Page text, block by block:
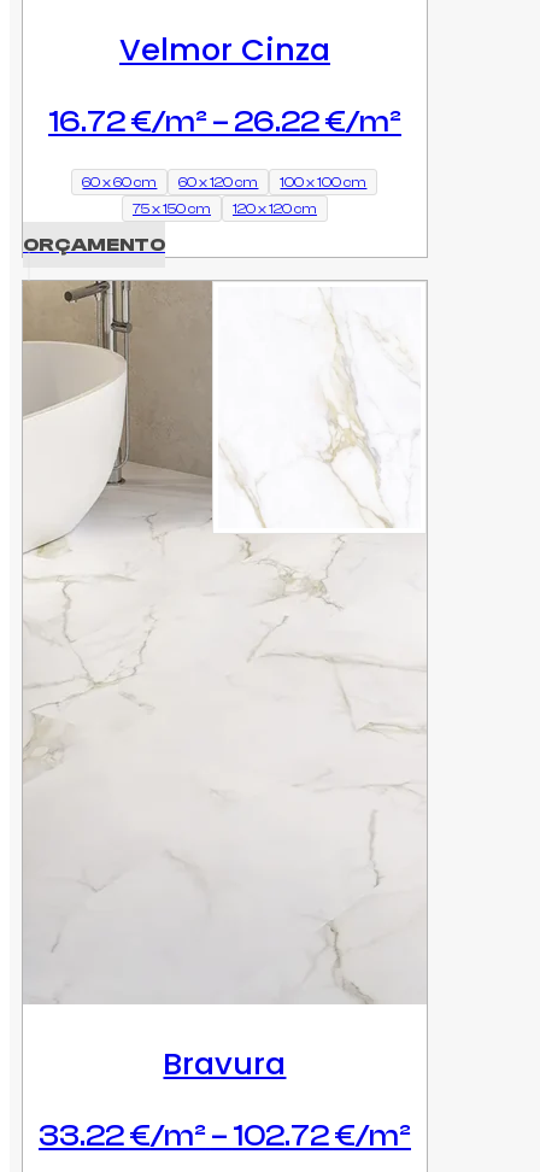
Velmor Cinza
16.72€ – 26.22€
Price
26.22 €
60 x 60 cm 60 x 120 cm
100 x 100 cm
75 x 150 cm
120 x 120 cm
ORÇAMENTO
Bravura
33.22€ – 102.72€
Price